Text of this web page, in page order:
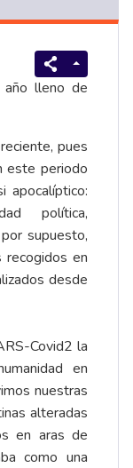
lleno de
pues
este periodo
apocalíptico:
política,
supuesto,
recogidos en
desde
Covid2 la
en
nuestras
alteradas
en aras de
como una